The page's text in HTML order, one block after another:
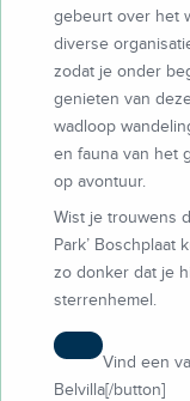
gebeurt over het
diverse
zodat je onder
genieten van
wadloop
en fauna van het
op avontuur.
Wist je trouwens
Park’ Boschplaat
zo donker dat je
sterrenhemel.
Vind een
Belvilla[/button]